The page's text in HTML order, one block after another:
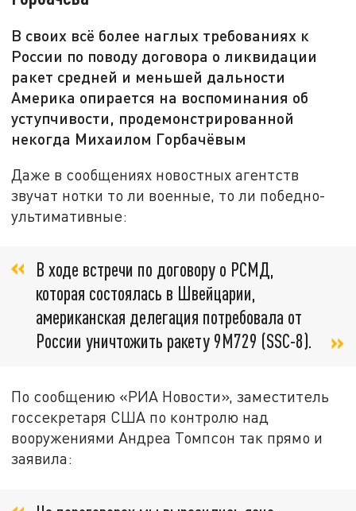
В своих всё более наглых требованиях к
России по поводу договора о ликвидации
ракет средней и меньшей дальности
Америка опирается на воспоминания об
уступчивости, продемонстрированной
некогда Михаилом Горбачёвым
Даже в сообщениях новостных агентств
звучат нотки то ли военные, то ли победно-
ультимативные:
В ходе встречи по договору о РСМД,
которая состоялась в Швейцарии,
американская делегация потребовала от
России уничтожить ракету 9М729 (SSC-8).
По сообщению «РИА Новости», заместитель
госсекретаря США по контролю над
вооружениями Андреа Томпсон так прямо и
заявила: